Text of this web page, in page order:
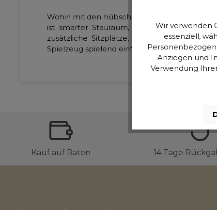
Wohin mit den hübschen Dekokissen auf
ist smarter Stauraum, der als attraktiver
zusätzliche Sitzplätze, wenn Freunde und
Spielzeug spielend einfach aus dem Blickfeld
Kauf auf Raten 14 Tage
Wir verwenden
essenziell,
Anziegen und
Verwendung